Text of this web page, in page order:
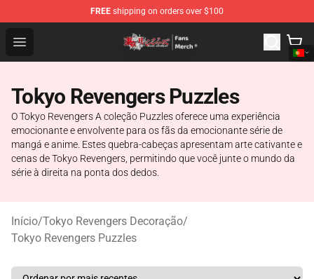
FREE shipping on orders over $100
Open menu
Tokyo Revengers Store - Official Tokyo Revengers
Tokyo Revengers Puzzles
O Tokyo Revengers A coleção Puzzles oferece uma experiência
emocionante e envolvente para os fãs da emocionante série de
mangá e anime. Estes quebra-cabeças apresentam arte cativante e
cenas de Tokyo Revengers, permitindo que você junte o mundo da
série à direita na ponta dos dedos.
Início/Tokyo Revengers Decoração/
Tokyo Revengers Puzzles